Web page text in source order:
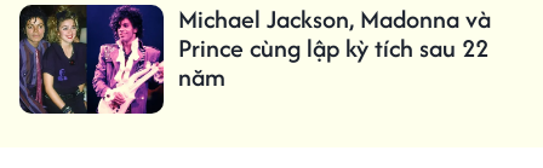
Michael Jackson, Madonna và
Prince cùng lập kỳ tích sau 22
năm